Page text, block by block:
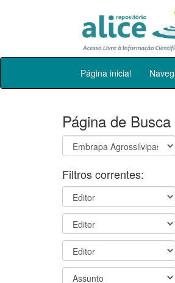
Skip
Página inicial
Página de Busca
Filtros correntes: